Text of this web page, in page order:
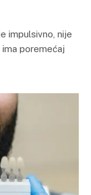
impulsivno, nije
poremećaj